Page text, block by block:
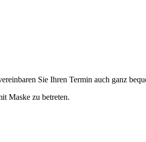
Sie Ihren Termin auch ganz
Maske zu betreten.